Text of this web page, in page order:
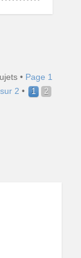
• Page 1
sur 2 • 1 2